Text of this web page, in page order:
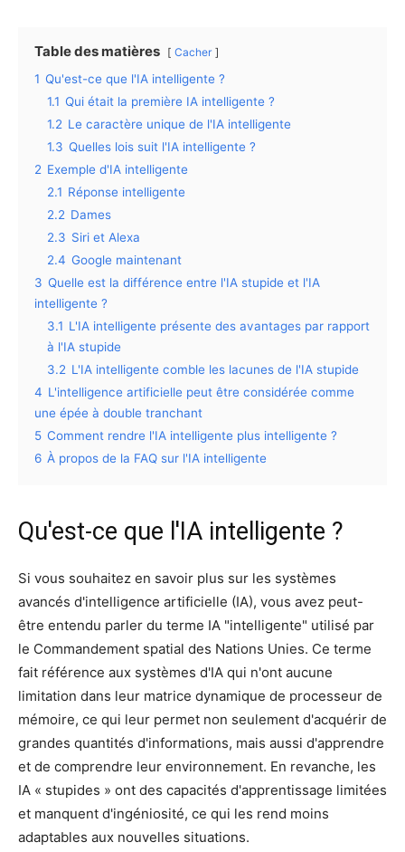
Table des matières Cacher
1 Qu'est-ce que l'IA intelligente ?
1.1 Qui était la première IA intelligente ?
1.2 Le caractère unique de l'IA intelligente
1.3 Quelles lois suit l'IA intelligente ?
2 Exemple d'IA intelligente
2.1 Réponse intelligente
2.2 Dames
2.3 Siri et Alexa
2.4 Google maintenant
3 Quelle est la différence entre l'IA stupide et l'IA
intelligente ?
3.1 L'IA intelligente présente des avantages par rapport
à l'IA stupide
3.2 L'IA intelligente comble les lacunes de l'IA stupide
4 L'intelligence artificielle peut être considérée comme
une épée à double tranchant
5 Comment rendre l'IA intelligente plus intelligente ?
6 À propos de la FAQ sur l'IA intelligente
Qu'est-ce que l'IA intelligente ?
Si vous souhaitez en savoir plus sur les systèmes
avancés d'intelligence artificielle (IA), vous avez peut-
être entendu parler du terme IA "intelligente" utilisé par
le Commandement spatial des Nations Unies. Ce terme
fait référence aux systèmes d'IA qui n'ont aucune
limitation dans leur matrice dynamique de processeur de
mémoire, ce qui leur permet non seulement d'acquérir de
grandes quantités d'informations, mais aussi d'apprendre
et de comprendre leur environnement. En revanche, les
IA « stupides » ont des capacités d'apprentissage limitées
et manquent d'ingéniosité, ce qui les rend moins
adaptables aux nouvelles situations.